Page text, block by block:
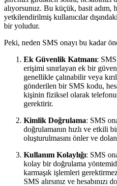
alıyorsunuz. Bu küçük, basit adım,
yetkilendirilmiş kullanıcılar
bir yoludur.
Peki, neden SMS onayı bu kadar
Ek Güvenlik Katmanı: SMS
erişimi sınırlayan ek bir
genellikle çalınabilir veya
gönderilen bir SMS kodu,
kişinin fiziksel olarak
gerektirir.
Kimlik Doğrulama: SMS
doğrulamanın hızlı ve etkili
oluşturulmasını önler ve
Kullanım Kolaylığı: SMS
kolay bir doğrulama
karmaşık işlemleri
SMS alırsınız ve hesabınızı